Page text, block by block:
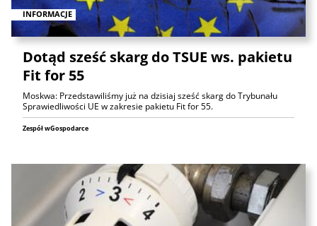
INFORMACJE
Dotąd sześć skarg do TSUE ws. pakietu
Fit for 55
Moskwa: Przedstawiliśmy już na dzisiaj sześć skarg do Trybunału
Sprawiedliwości UE w zakresie pakietu Fit for 55.
Zespół wGospodarce